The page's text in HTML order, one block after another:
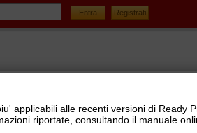
Pro
applicabili alle recenti versioni di Ready
riportate, consultando il manuale